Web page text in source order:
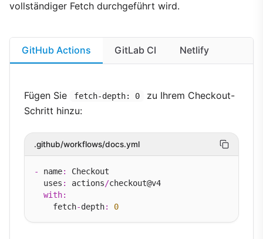
vollständiger Fetch durchgeführt wird.
GitHub Actions GitLab CI Netlify
Fügen Sie fetch-depth: 0
zu Ihrem Checkout-
Schritt hinzu:
.github/workflows/docs.yml
- name:
Checkout
  uses
: actions/checkout@v4
with:
    fetch
-depth: 0